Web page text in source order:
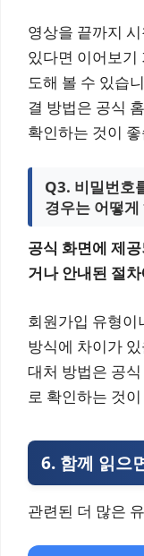
영상을 끝까지
있다면 이어보기
도해 볼 수 있습
결 방법은 공식
확인하는 것이
Q3. 비밀번호
경우는 어떻게
공식 화면에 제
거나 안내된 절
회원가입 유형이
방식에 차이가
대처 방법은 공
로 확인하는 것
6. 함께 읽으
관련된 더 많은